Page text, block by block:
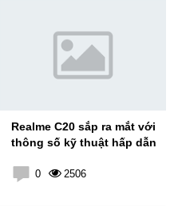
Realme C20 sắp ra mắt với
thông số kỹ thuật hấp dẫn
0 2506